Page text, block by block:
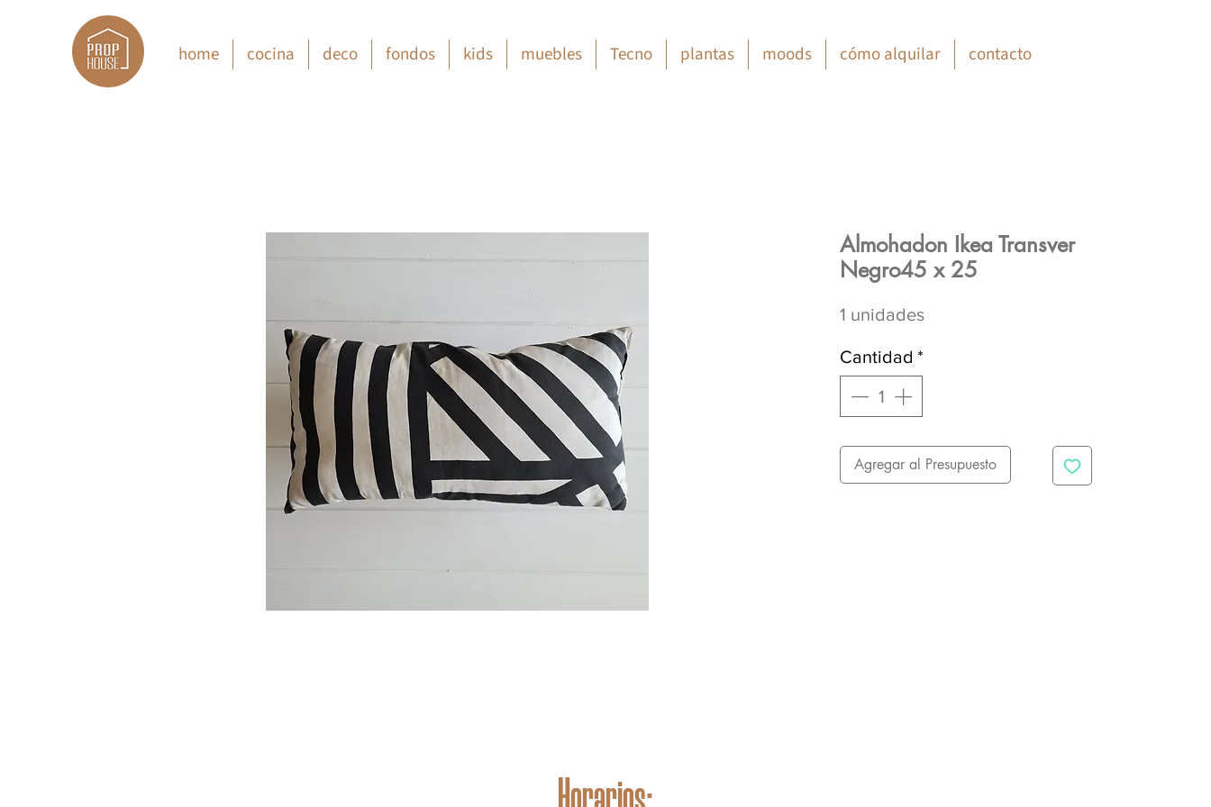
home cocina deco fondos kids muebles Tecno plantas moods cómo alquilar contacto
Almohadon Ikea Transver
Negro45 x 25
1 unidades
Cantidad *
Agregar al Presupuesto